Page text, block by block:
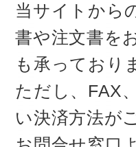
当サイトから
書や注文書を
も承っており
ただし、FAX
い決済方法が